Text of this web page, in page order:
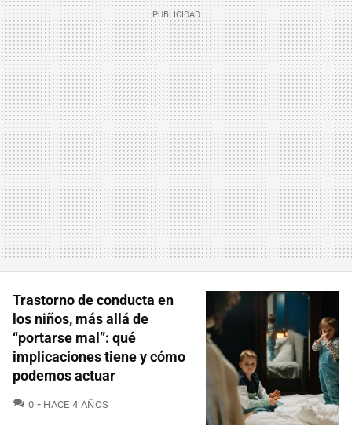
Trastorno de conducta en
los niños, más allá de
“portarse mal”: qué
implicaciones tiene y cómo
podemos actuar
0 COMENTARIOS
HACE 4 AÑOS